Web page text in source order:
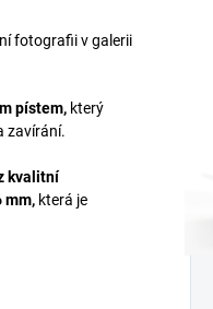
fotografii v galerii
pístem, který
zavírání.
kvalitní
mm, která je